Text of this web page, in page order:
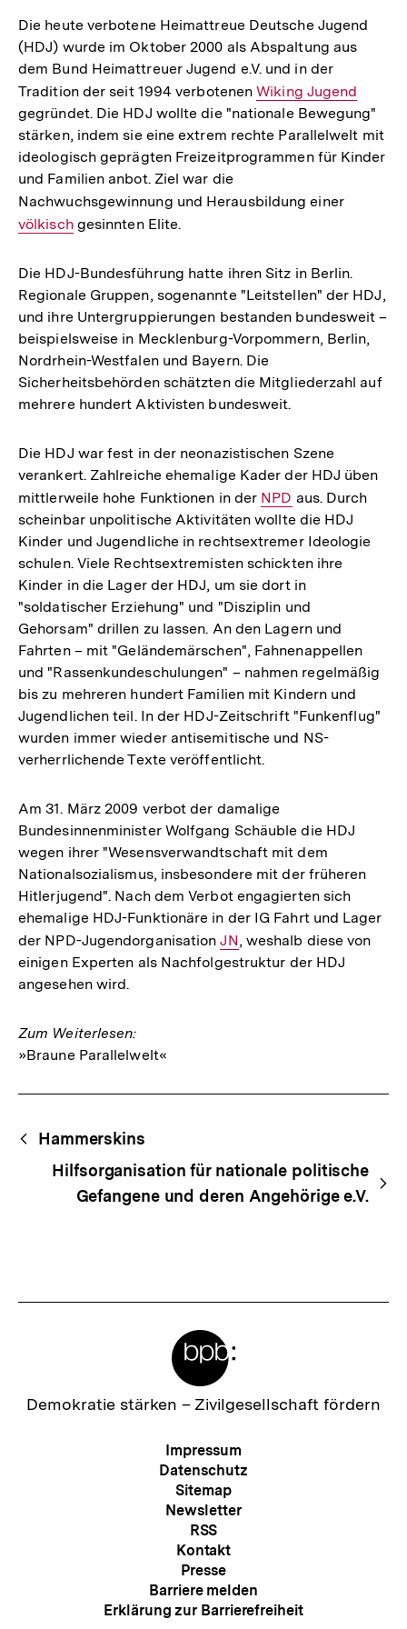
Die heute verbotene Heimattreue Deutsche Jugend
(HDJ) wurde im Oktober 2000 als Abspaltung aus
dem Bund Heimattreuer Jugend e.V. und in der
Tradition der seit 1994 verbotenenInterner
Link:
Wiking Jugend
gegründet. Die HDJ wollte die "nationale Bewegung"
stärken, indem sie eine extrem rechte Parallelwelt mit
ideologisch geprägten Freizeitprogrammen für Kinder
und Familien anbot. Ziel war die
Nachwuchsgewinnung und Herausbildung einerInterner
völkischgesinnten Elite.
Die HDJ-Bundesführung hatte ihren Sitz in Berlin.
Regionale Gruppen, sogenannte "Leitstellen" der HDJ,
und ihre Untergruppierungen bestanden bundesweit –
beispielsweise in Mecklenburg-Vorpommern, Berlin,
Nordrhein-Westfalen und Bayern. Die
Sicherheitsbehörden schätzten die Mitgliederzahl auf
mehrere hundert Aktivisten bundesweit.
Die HDJ war fest in der neonazistischen Szene
verankert. Zahlreiche ehemalige Kader der HDJ üben
mittlerweile hohe Funktionen in der Interner
Link:
NPD aus. Durch
scheinbar unpolitische Aktivitäten wollte die HDJ
Kinder und Jugendliche in rechtsextremer Ideologie
schulen. Viele Rechtsextremisten schickten ihre
Kinder in die Lager der HDJ, um sie dort in
"soldatischer Erziehung" und "Disziplin und
Gehorsam" drillen zu lassen. An den Lagern und
Fahrten – mit "Geländemärschen", Fahnenappellen
und "Rassenkundeschulungen" – nahmen regelmäßig
bis zu mehreren hundert Familien mit Kindern und
Jugendlichen teil. In der HDJ-Zeitschrift "Funkenflug"
wurden immer wieder antisemitische und NS-
verherrlichende Texte veröffentlicht.
Am 31. März 2009 verbot der damalige
Bundesinnenminister Wolfgang Schäuble die HDJ
wegen ihrer "Wesensverwandtschaft mit dem
Nationalsozialismus, insbesondere mit der früheren
Hitlerjugend". Nach dem Verbot engagierten sich
ehemalige HDJ-Funktionäre in der IG Fahrt und Lager
der NPD-JugendorganisationInterner
Link:
JN, weshalb diese von
einigen Experten als Nachfolgestruktur der HDJ
angesehen wird.
Zum Weiterlesen:
»Braune Parallelwelt«
Begriffsnavigation
Content-
Navigation
Hammerskins
Hilfsorganisation für nationale politische
Gefangene und deren Angehörige e.V.
Zur
Demokratie stärken – Zivilgesellschaft fördern
Meta-
Navigation
Impressum
Datenschutz
Sitemap
Newsletter
RSS
Kontakt
Presse
Barriere melden
Erklärung zur Barrierefreiheit